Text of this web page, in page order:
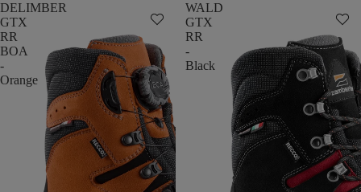
DELIMBER
GTX
RR
BOA
-
Orange
WALD
GTX
RR
-
Black